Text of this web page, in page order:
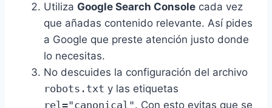
Utiliza Google Search Console cada vez
que añadas contenido relevante. Así pides
a Google que preste atención justo donde
lo necesitas.
No descuides la configuración del archivo
robots.txt y las etiquetas
rel="canonical". Con esto evitas que se